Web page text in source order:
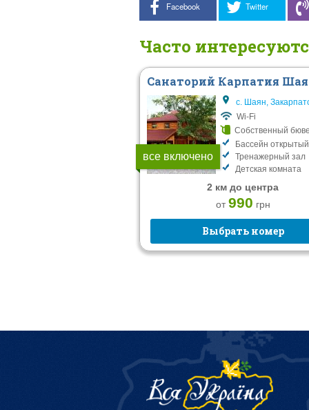
Facebook Twitter
Часто
все включено
Санаторий Карпатия
с. Шаян,
Wi-Fi
Собственный
Бассейн открытый
Тренажерный зал
Детская комната
2 км до центра
от990 грн
Выбрать номер